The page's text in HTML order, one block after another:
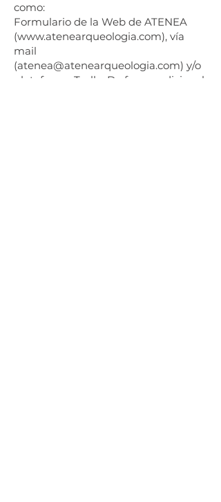
como:
Formulario de la Web de ATENEA
(www.atenearqueologia.com), vía
mail
(atenea@atenearqueologia.com) y/o
plataforma Trello. De forma adicional,